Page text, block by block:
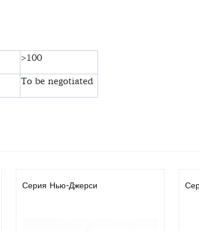
>100
To be negotiated
Серия Нью-Джерси